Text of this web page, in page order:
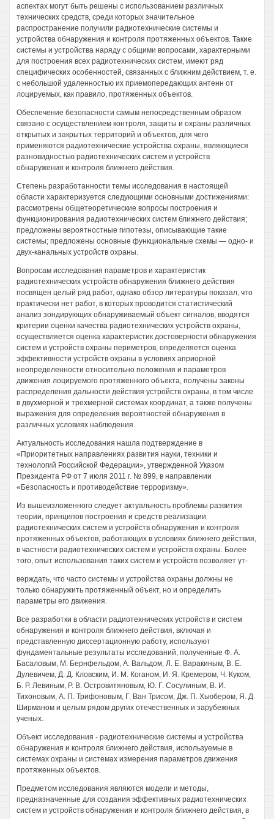
аспектах могут быть решены с использованием различных
технических средств, среди которых значительное
распространение получили радиотехнические системы и
устройства обнаружения и контроля протяженных объектов. Такие
системы и устройства наряду с общими вопросами, характерными
для построения всех радиотехнических систем, имеют ряд
специфических особенностей, связанных с ближним действием, т. е.
с небольшой удаленностью их приемопередающих антенн от
лоцируемых, как правило, протяженных объектов.
Обеспечение безопасности самым непосредственным образом
связано с осуществлением контроля, защиты и охраны различных
открытых и закрытых территорий и объектов, для чего
применяются радиотехнические устройства охраны, являющиеся
разновидностью радиотехнических систем и устройств
обнаружения и контроля ближнего действия.
Степень разработанности темы исследования в настоящей
области характеризуется следующими основными достижениями:
рассмотрены общетеоретические вопросы построения и
функционирования радиотехнических систем ближнего действия;
предложены вероятностные гипотезы, описывающие такие
системы; предложены основные функциональные схемы — одно- и
двух-канальных устройств охраны.
Вопросам исследования параметров и характеристик
радиотехнических устройств обнаружения ближнего действия
посвящен целый ряд работ, однако обзор литературы показал, что
практически нет работ, в которых проводится статистический
анализ зондирующих обнаруживаемый объект сигналов, вводятся
критерии оценки качества радиотехнических устройств охраны,
осуществляется оценка характеристик достоверности обнаружения
систем и устройств охраны периметров, определяется оценка
эффективности устройств охраны в условиях априорной
неопределенности относительно положения и параметров
движения лоцируемого протяженного объекта, получены законы
распределения дальности действия устройств охраны, в том числе
в двухмерной и трехмерной системах координат, а также получены
выражения для определения вероятностей обнаружения в
различных условиях наблюдения.
Актуальность исследования нашла подтверждение в
«Приоритетных направлениях развития науки, техники и
технологий Российской Федерации», утвержденной Указом
Президента РФ от 7 июля 2011 г. № 899, в направлении
«Безопасность и противодействие терроризму».
Из вышеизложенного следует актуальность проблемы развития
теории, принципов построения и средств реализации
радиотехнических систем и устройств обнаружения и контроля
протяженных объектов, работающих в условиях ближнего действия,
в частности радиотехнических систем и устройств охраны. Более
того, опыт использования таких систем и устройств позволяет ут-
верждать, что часто системы и устройства охраны должны не
только обнаружить протяженный объект, но и определить
параметры его движения.
Все разработки в области радиотехнических устройств и систем
обнаружения и контроля ближнего действия, включая и
представленную диссертационную работу, используют
фундаментальные результаты исследований, полученные Ф. А.
Басаловым, М. Бернфельдом, А. Вальдом, Л. Е. Варакиным, В. Е.
Дулевичем, Д. Д. Кловским, И. М. Коганом, И. Я. Кремером, Ч. Куком,
Б. Р. Левиным, Р. В. Островитяновым, Ю. Г. Сосулиным, В. И.
Тихоновым, А. П. Трифоновым, Г. Ван Трисом, Дж. П. Хьюбером, Я. Д.
Ширманом и целым рядом других отечественных и зарубежных
ученых.
Объект исследования - радиотехнические системы и устройства
обнаружения и контроля ближнего действия, используемые в
системах охраны и системах измерения параметров движения
протяженных объектов.
Предметом исследования являются модели и методы,
предназначенные для создания эффективных радиотехнических
систем и устройств обнаружения и контроля ближнего действия, в